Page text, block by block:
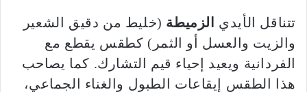
تتناقل الأيدي الزميطة (خليط من دقيق الشعير
والزيت والعسل أو الثمر) كطقس يقطع مع
الفردانية ويعيد إحياء قيم التشارك. كما يصاحب
هذا الطقس إيقاعات الطبول والغناء الجماعي،